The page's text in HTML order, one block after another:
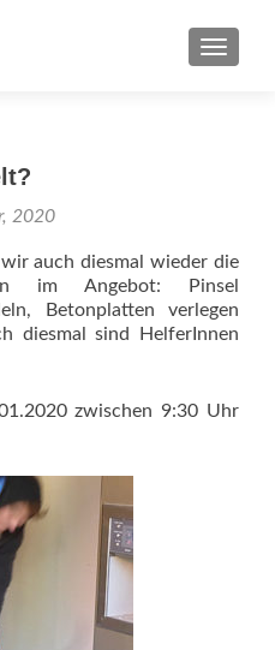
2020
auch diesmal wieder die
im Angebot: Pinsel
Betonplatten verlegen
diesmal sind HelferInnen
zwischen 9:30 Uhr